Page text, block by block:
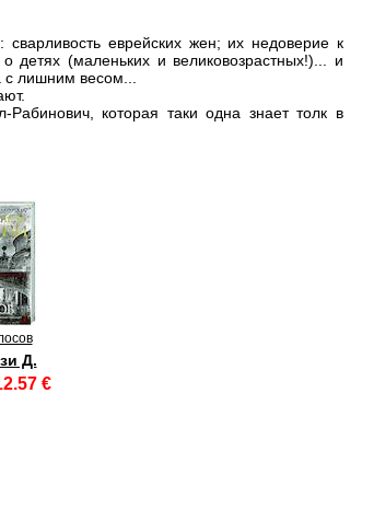
еврейских жен; их недоверие к
детях (маленьких и великовозрастных!)... и
с лишним весом...
которая таки одна знает толк в
Д.
€